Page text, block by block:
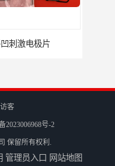
病人刺激电缆
客
2023006968号-2
保留所有权利.
管理员入口 网站地图